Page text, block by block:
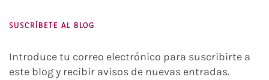
SUSCRÍBETE AL BLOG
Introduce tu correo electrónico para suscribirte a
este blog y recibir avisos de nuevas entradas.